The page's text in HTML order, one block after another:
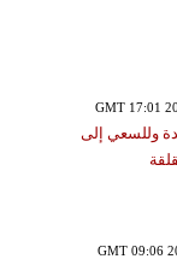
وللسعي إلى